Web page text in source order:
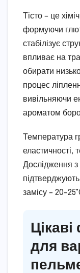
Тісто – це
формуючи
стабілізує
впливає на
обирати
процес
вивільняючи
ароматом
Температура
еластичності,
Дослідження
замісу – 20-
для